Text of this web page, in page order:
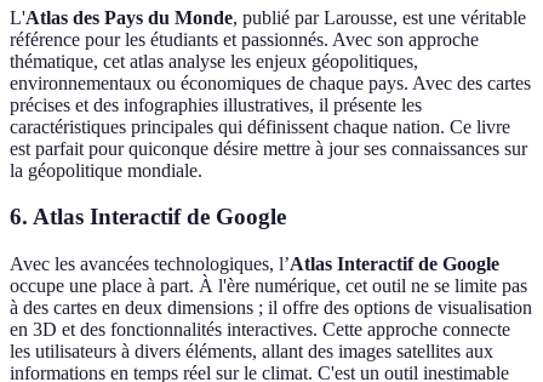
L'Atlas des Pays du Monde, publié par Larousse, est une véritable
référence pour les étudiants et passionnés. Avec son approche
thématique, cet atlas analyse les enjeux géopolitiques,
environnementaux ou économiques de chaque pays. Avec des cartes
précises et des infographies illustratives, il présente les
caractéristiques principales qui définissent chaque nation. Ce livre
est parfait pour quiconque désire mettre à jour ses connaissances sur
la géopolitique mondiale.
6. Atlas Interactif de Google
Avec les avancées technologiques, l’Atlas Interactif de Google
occupe une place à part. À l'ère numérique, cet outil ne se limite pas
à des cartes en deux dimensions ; il offre des options de visualisation
en 3D et des fonctionnalités interactives. Cette approche connecte
les utilisateurs à divers éléments, allant des images satellites aux
informations en temps réel sur le climat. C'est un outil inestimable